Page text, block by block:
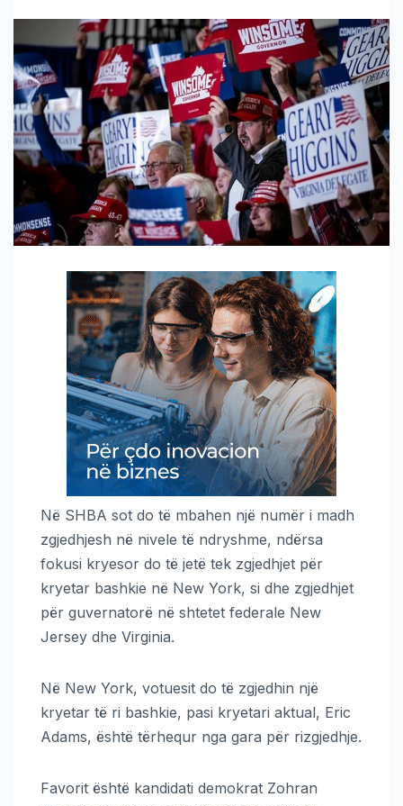
Në SHBA sot do të mbahen një numër i madh
zgjedhjesh në nivele të ndryshme, ndërsa
fokusi kryesor do të jetë tek zgjedhjet për
kryetar bashkie në New York, si dhe zgjedhjet
për guvernatorë në shtetet federale New
Jersey dhe Virginia.
Në New York, votuesit do të zgjedhin një
kryetar të ri bashkie, pasi kryetari aktual, Eric
Adams, është tërhequr nga gara për rizgjedhje.
Favorit është kandidati demokrat Zohran